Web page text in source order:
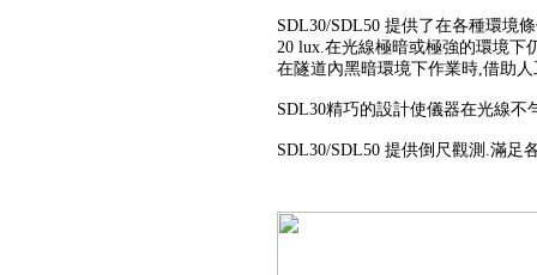
SDL30/SDL50 提供了在各種環境
20 lux.在光線極暗或極強的環境下
在隧道內黑暗環境下作業時,借助
SDL30精巧的設計使儀器在光線
SDL30/SDL50 提供倒尺觀測.滿足